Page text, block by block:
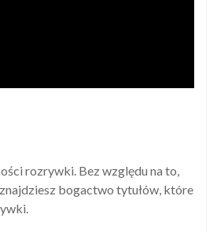
rozrywki. Bez względu na to,
bogactwo tytułów, które